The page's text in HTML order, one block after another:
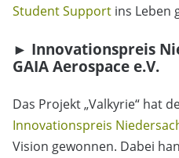
Student Support ins Leben
► Innovationspreis
GAIA Aerospace e.V.
Das Projekt „Valkyrie“ hat
Innovationspreis
Vision gewonnen. Dabei